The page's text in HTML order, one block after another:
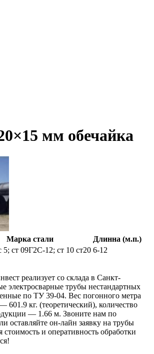
мм обечайка
Марка стали
Длинна (м.п.)
5; ст 09Г2С-12; ст 10 ст20 6-12
реализует со склада в Санкт-
электросварные трубы нестандартных
по ТУ 39-04. Вес погонного метра
кг. (теоретический), количество
— 1.66 м. Звоните нам по
оставляйте он-лайн заявку на трубы
и оперативность обработки